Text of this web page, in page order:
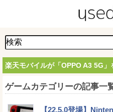
楽天モバイルが「OPPO A3 5G
ゲームカテゴリーの記事一
【22.5.0登場】